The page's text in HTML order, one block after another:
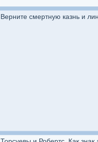
Верните смертную казнь и